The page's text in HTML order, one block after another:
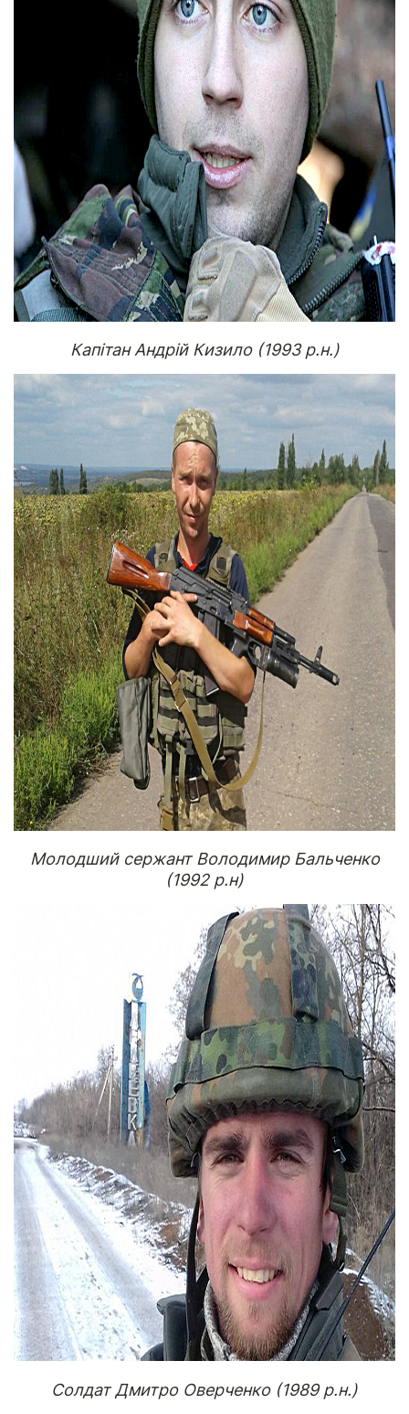
Капітан Андрій Кизило (1993 р.н.)
Молодший сержант Володимир Бальченко
(1992 р.н)
Солдат Дмитро Оверченко (1989 р.н.)